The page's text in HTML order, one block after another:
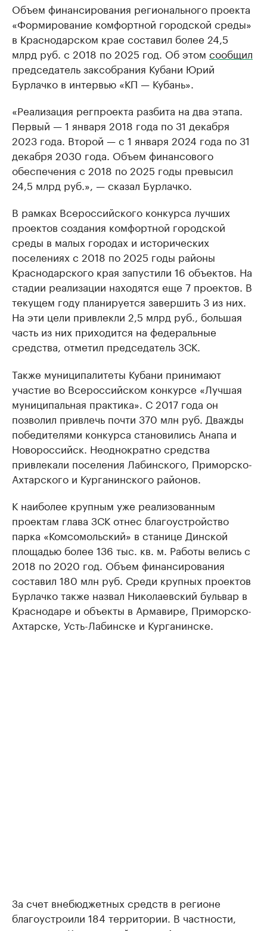
Объем финансирования регионального проекта
«Формирование комфортной городской среды»
в Краснодарском крае составил более 24,5
млрд руб. с 2018 по 2025 год. Об этом сообщил
председатель заксобрания Кубани Юрий
Бурлачко в интервью «КП — Кубань».
«Реализация регпроекта разбита на два этапа.
Первый — 1 января 2018 года по 31 декабря
2023 года. Второй — с 1 января 2024 года по 31
декабря 2030 года. Объем финансового
обеспечения с 2018 по 2025 годы превысил
24,5 млрд руб.», — сказал Бурлачко.
В рамках Всероссийского конкурса лучших
проектов создания комфортной городской
среды в малых городах и исторических
поселениях с 2018 по 2025 годы районы
Краснодарского края запустили 16 объектов. На
стадии реализации находятся еще 7 проектов. В
текущем году планируется завершить 3 из них.
На эти цели привлекли 2,5 млрд руб., большая
часть из них приходится на федеральные
средства, отметил председатель ЗСК.
Также муниципалитеты Кубани принимают
участие во Всероссийском конкурсе «Лучшая
муниципальная практика». С 2017 года он
позволил привлечь почти 370 млн руб. Дважды
победителями конкурса становились Анапа и
Новороссийск. Неоднократно средства
привлекали поселения Лабинского, Приморско-
Ахтарского и Курганинского районов.
К наиболее крупным уже реализованным
проектам глава ЗСК отнес благоустройство
парка «Комсомольский» в станице Динской
площадью более 136 тыс. кв. м. Работы велись с
2018 по 2020 год. Объем финансирования
составил 180 млн руб. Среди крупных проектов
Бурлачко также назвал Николаевский бульвар в
Краснодаре и объекты в Армавире, Приморско-
Ахтарске, Усть-Лабинске и Курганинске.
За счет внебюджетных средств в регионе
благоустроили 184 территории. В частности,